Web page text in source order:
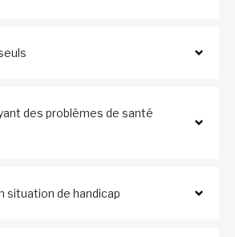
des problèmes de santé
situation de handicap